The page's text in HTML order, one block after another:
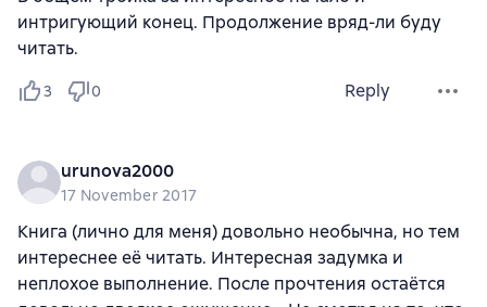
интригующий конец. Продолжение вряд-ли буду
читать.
3 0 Reply
urunova2000
17 November 2017
Книга (лично для меня) довольно необычна, но тем
интереснее её читать. Интересная задумка и
неплохое выполнение. После прочтения остаётся